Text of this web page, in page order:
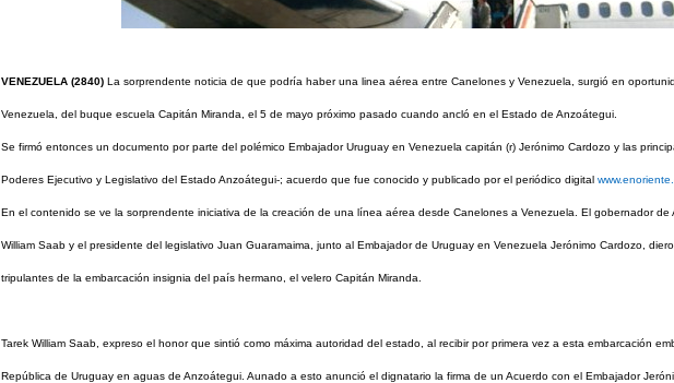
VENEZUELA (2840) La sorprendente noticia de que podría haber una linea aérea entre Canelones y Venezuela, surgió en
Venezuela, del buque escuela Capitán Miranda, el 5 de mayo próximo pasado cuando ancló en el Estado de Anzoátegui.
Se firmó entonces un documento por parte del polémico Embajador Uruguay en Venezuela capitán (r) Jerónimo Cardozo y las
Poderes Ejecutivo y Legislativo del Estado Anzoátegui-; acuerdo que fue conocido y publicado por el periódico digital
En el contenido se ve la sorprendente iniciativa de la creación de una línea aérea desde Canelones a Venezuela. El gobernador de
William Saab y el presidente del legislativo Juan Guaramaima, junto al Embajador de Uruguay en Venezuela Jerónimo Cardozo,
tripulantes de la embarcación insignia del país hermano, el velero Capitán Miranda.
Tarek William Saab, expreso el honor que sintió como máxima autoridad del estado, al recibir por primera vez a esta embarcación
República de Uruguay en aguas de Anzoátegui. Aunado a esto anunció el dignatario la firma de un Acuerdo con el Embajador